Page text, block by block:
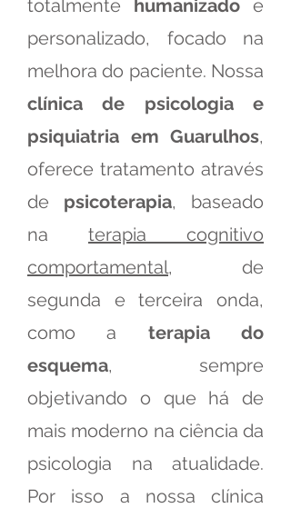
totalmente humanizado e
personalizado, focado na
melhora do paciente. Nossa
clínica de psicologia e
psiquiatria em Guarulhos,
oferece tratamento através
de psicoterapia, baseado
na terapia cognitivo
comportamental, de
segunda e terceira onda,
como a terapia do
esquema, sempre
objetivando o que há de
mais moderno na ciência da
psicologia na atualidade.
Por isso a nossa clínica